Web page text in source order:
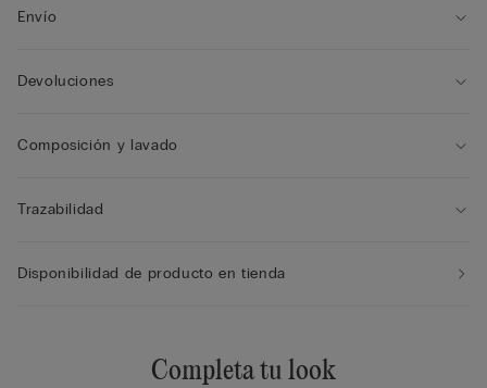
Envío
Devoluciones
Composición y lavado
Trazabilidad
Disponibilidad de producto en tienda
Completa tu look